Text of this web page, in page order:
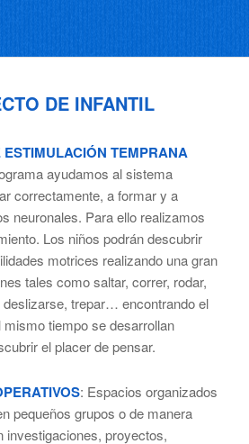
DE INFANTIL
TEMPRANA
ayudamos al sistema
correctamente, a formar y a
neuronales. Para ello realizamos
Los niños podrán descubrir
motrices realizando una gran
tales como saltar, correr, rodar,
deslizarse, trepar… encontrando el
mismo tiempo se desarrollan
el placer de pensar.
: Espacios organizados
pequeños grupos o de manera
investigaciones, proyectos,